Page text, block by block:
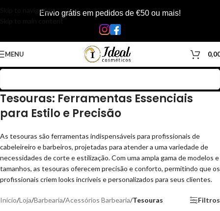
Skip to navigationEnvio grátis em pedidos de €50 ou mais!
MENU
Tesouras: Ferramentas Essenciais
para Estilo e Precisão
As tesouras são ferramentas indispensáveis para profissionais de
cabeleireiro e barbeiros, projetadas para atender a uma variedade de
necessidades de corte e estilização. Com uma ampla gama de modelos e
tamanhos, as tesouras oferecem precisão e conforto, permitindo que os
profissionais criem looks incríveis e personalizados para seus clientes.
Início/Loja/Barbearia/Acessórios Barbearia/Tesouras Filtros